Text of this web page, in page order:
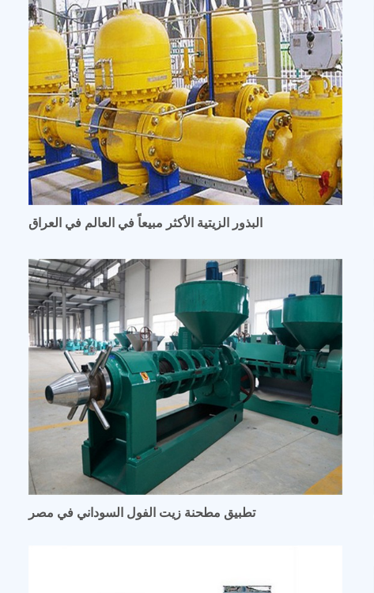
البذور الزيتية الأكثر مبيعاً في العالم في العراق
تطبيق مطحنة زيت الفول السوداني في مصر